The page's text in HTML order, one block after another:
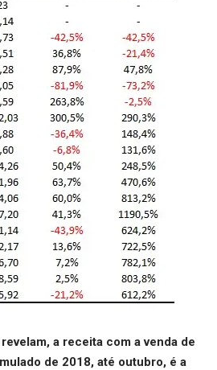
a receita com a venda de
de 2018, até outubro, é a